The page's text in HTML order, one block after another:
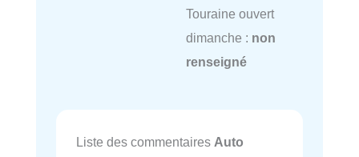
Touraine ouvert
dimanche : non
renseigné
Liste des commentaires Auto